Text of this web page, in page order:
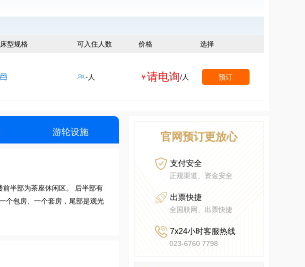
床型规格 可入住人数 价格 选择
 -人 ￥请电询/人 预订
游轮设施
半部为茶座休闲区。 后半部有
个包房、一个套房，尾部是观光
官网预订更放心
 支付安全
正规渠道、资金安全
 出票快捷
全国联网、出票快捷
 7x24小时客服热线
023-6760 7798